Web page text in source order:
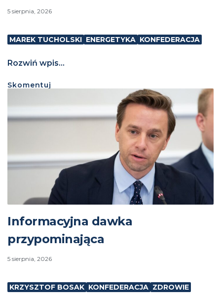
5 sierpnia, 2026
MAREK TUCHOLSKI ENERGETYKA KONFEDERACJA
Rozwiń wpis...
Skomentuj
Informacyjna dawka
przypominająca
5 sierpnia, 2026
KRZYSZTOF BOSAK KONFEDERACJA ZDROWIE